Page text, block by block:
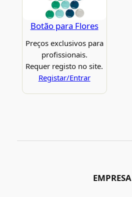
Botão para Flores
Preços exclusivos para
profissionais.
Requer registo no site.
Registar/Entrar
EMPRESA